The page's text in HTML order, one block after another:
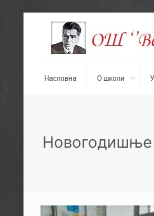
Насловна О школи
Новогодишње